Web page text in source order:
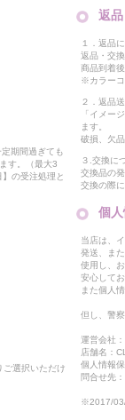
期間過ぎても
す。（最大3
の受注処理と
ご選択いただけ
返
１．返品
返品・交
商品到着
※カラーコ
２．返品
「イメー
ます。
破損、欠
３.交換に
交換品の
交換の際
個
当店は、
発送、ま
使用し、
安心して
また個人
但し、警
運営会社
店舗名：
個人情報
問合せ先
※2017/